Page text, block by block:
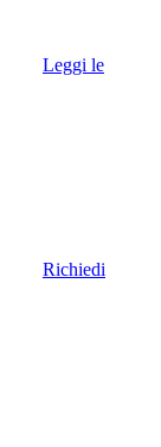
Leggi le
Richiedi